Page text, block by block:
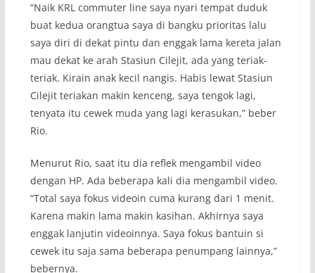
“Naik KRL commuter line saya nyari tempat duduk
buat kedua orangtua saya di bangku prioritas lalu
saya diri di dekat pintu dan enggak lama kereta jalan
mau dekat ke arah Stasiun Cilejit, ada yang teriak-
teriak. Kirain anak kecil nangis. Habis lewat Stasiun
Cilejit teriakan makin kenceng, saya tengok lagi,
tenyata itu cewek muda yang lagi kerasukan,” beber
Rio.
Menurut Rio, saat itu dia reflek mengambil video
dengan HP. Ada beberapa kali dia mengambil video.
“Total saya fokus videoin cuma kurang dari 1 menit.
Karena makin lama makin kasihan. Akhirnya saya
enggak lanjutin videoinnya. Saya fokus bantuin si
cewek itu saja sama beberapa penumpang lainnya,”
bebernya.